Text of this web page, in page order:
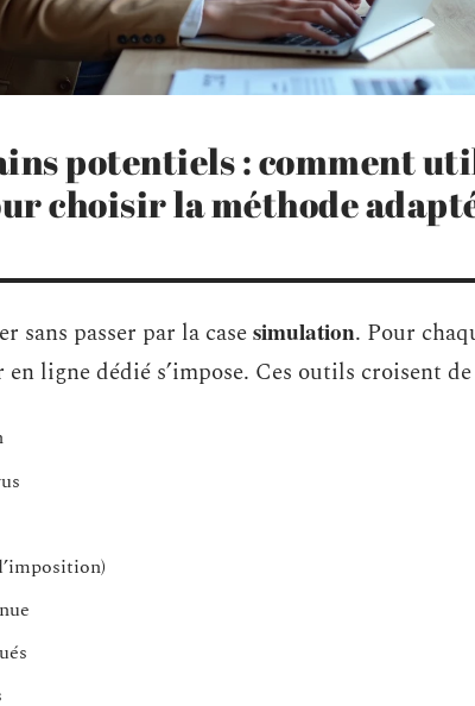
potentiels : comment
choisir la méthode
sans passer par la casesimulation. Pour
ligne dédié s’impose. Ces outils croisent